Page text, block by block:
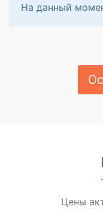
На данный
Цены